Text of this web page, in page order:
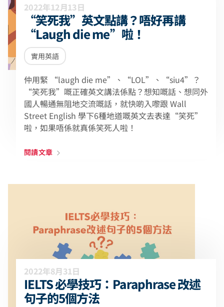
2022年12月13日
“笑死我”英文點講？唔好再講
“Laugh die me”啦！
實用英語
仲用緊 “laugh die me”、“LOL”、“siu4”？
“笑死我”嘅正確英文講法係點？想知嘅話、想同外
國人暢通無阻地交流嘅話，就快啲入嚟跟 Wall
Street English 學下6種地道嘅英文去表達“笑死”
啦，如果唔係就真係笑死人啦！
閱讀文章
2022年8月31日
IELTS 必學技巧：Paraphrase 改述
句子的5個方法